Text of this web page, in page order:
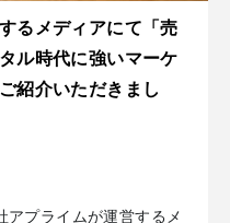
るメディアにて「売
ル時代に強いマーケ
紹介いただきまし
アプライムが運営するメ